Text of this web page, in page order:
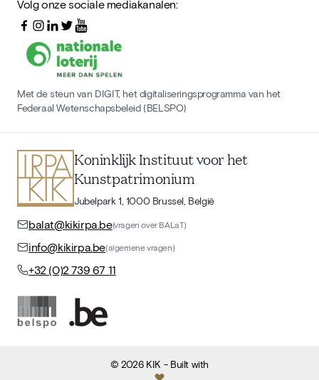
Volg onze sociale mediakanalen:
Met de steun van DIGIT, het digitaliseringsprogramma van het
Federaal Wetenschapsbeleid (BELSPO)
Koninklijk Instituut voor het
Kunstpatrimonium
Jubelpark 1, 1000 Brussel, België
balat@kikirpa.be(vragen over BALaT)
info@kikirpa.be(algemene vragen)
+32 (0)2 739 67 11
©2026 KIK - Built with